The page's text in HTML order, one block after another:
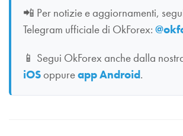
📲 Per notizie e aggiornamenti,
Telegram ufficiale di OkForex:
📱 Segui OkForex anche dalla
iOSoppureapp Android.